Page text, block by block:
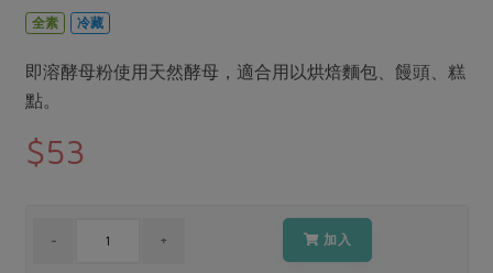
美妝保養
日用品
異國料理
養身食補
主婦聯盟X樂齡網特約優惠案
30%rPET紅烏龍茶
2024農業發展計畫年度報告
更多議題活動
公益金
更多議題
典藏閱覽室
社員權益
社務專區
選舉專區
全素 冷藏
即溶酵母粉使用天然酵母，適合用以烘焙麵包、饅頭、糕
點。
$53
加入